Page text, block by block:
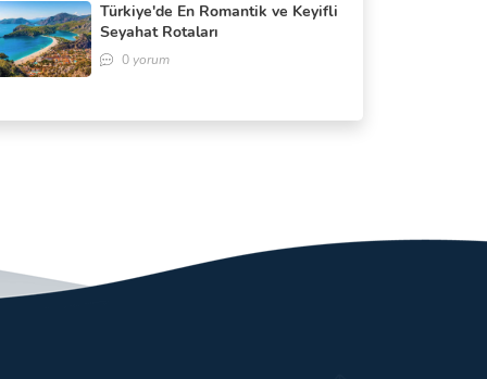
Türkiye'de En Romantik ve Keyifli
Seyahat Rotaları
0 yorum